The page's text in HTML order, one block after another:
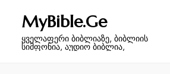
MyBible.Ge
ყველაფერი ბიბლიაზე, ბიბლიის
სიმფონია, აუდიო ბიბლია,